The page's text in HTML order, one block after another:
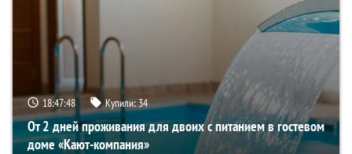
18:47:47 Купили:34
От 2 дней проживания для двоих с питанием в гостевом
доме «Кают-компания»